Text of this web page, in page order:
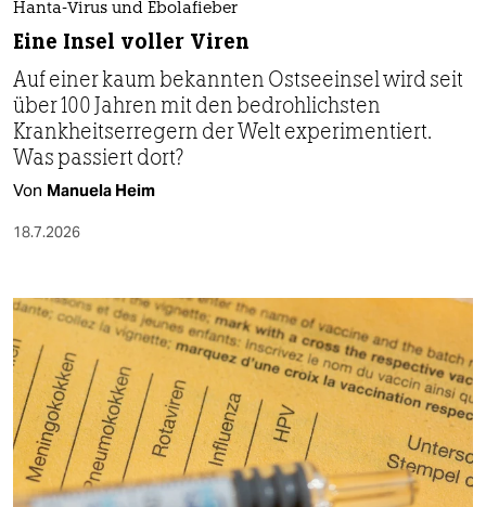
Hanta-Virus und Ebolafieber
Eine Insel voller Viren
Auf einer kaum bekannten Ostseeinsel wird seit
über 100 Jahren mit den bedrohlichsten
Krankheitserregern der Welt experimentiert.
Was passiert dort?
Von Manuela Heim
18.7.2026